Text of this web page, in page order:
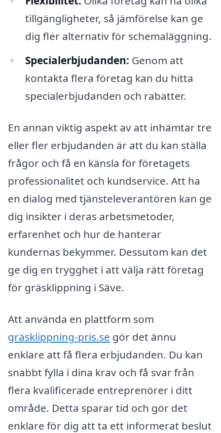
tillgängligheter, så jämförelse kan ge
dig fler alternativ för schemaläggning.
Specialerbjudanden: Genom att
kontakta flera företag kan du hitta
specialerbjudanden och rabatter.
En annan viktig aspekt av att inhämtar tre
eller fler erbjudanden är att du kan ställa
frågor och få en känsla för företagets
professionalitet och kundservice. Att ha
en dialog med tjänsteleverantören kan ge
dig insikter i deras arbetsmetoder,
erfarenhet och hur de hanterar
kundernas bekymmer. Dessutom kan det
ge dig en trygghet i att välja rätt företag
för gräsklippning i Säve.
Att använda en plattform som
gräsklippning-pris.se gör det ännu
enklare att få flera erbjudanden. Du kan
snabbt fylla i dina krav och få svar från
flera kvalificerade entreprenörer i ditt
område. Detta sparar tid och gör det
enklare för dig att ta ett informerat beslut